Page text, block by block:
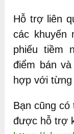
Hỗ trợ liên
các khuyến
phiếu tiềm
điểm bán
hợp với
Bạn cũng có
được hỗ trợ